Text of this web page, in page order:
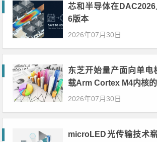
芯和半导体在
6版本
2026年07月30日
东芝开始量产面向单电
载Arm Cortex M4内核
2026年07月30日
microLED光传输技术